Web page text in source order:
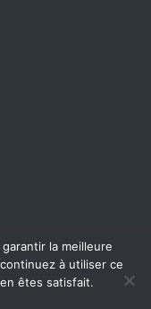
la meilleure
à utiliser ce
êtes satisfait.